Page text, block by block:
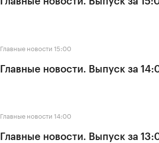
Главные новости 15:00
Главные новости. Выпуск за
Главные новости 14:00
Главные новости. Выпуск за